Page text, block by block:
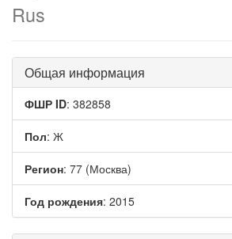
Rus
Общая информация
ФШР ID: 382858
Пол: Ж
Регион: 77 (Москва)
Год рождения: 2015